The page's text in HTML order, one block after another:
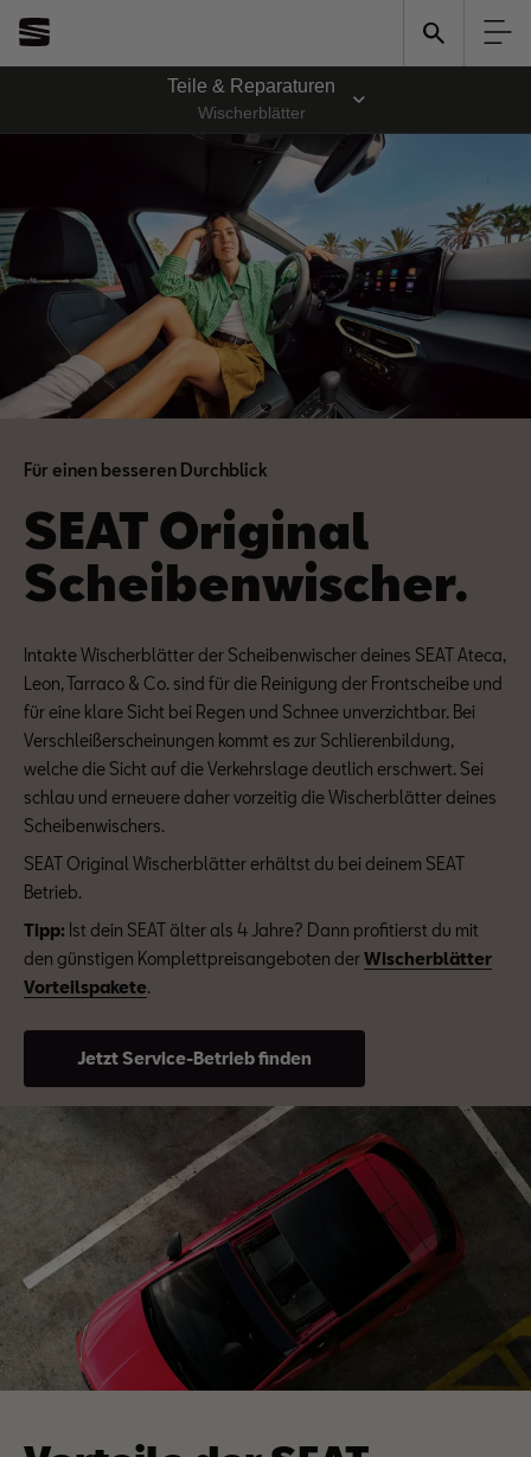
Teile & Reparaturen
Wischerblätter
Für einen besseren Durchblick
SEAT Original
Scheibenwischer.
Intakte Wischerblätter der Scheibenwischer deines SEAT Ateca,
Leon, Tarraco & Co. sind für die Reinigung der Frontscheibe und
für eine klare Sicht bei Regen und Schnee unverzichtbar. Bei
Verschleißerscheinungen kommt es zur Schlierenbildung,
welche die Sicht auf die Verkehrslage deutlich erschwert. Sei
schlau und erneuere daher vorzeitig die Wischerblätter deines
Scheibenwischers.
SEAT Original Wischerblätter erhältst du bei deinem SEAT
Betrieb.
Tipp: Ist dein SEAT älter als 4 Jahre? Dann profitierst du mit
den günstigen Komplettpreisangeboten derWischerblätter
Vorteilspakete.
Jetzt Service-Betrieb finden